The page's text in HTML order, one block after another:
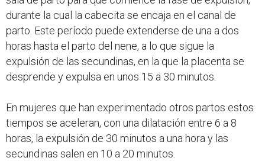
durante la cual la cabecita se encaja en el canal de
parto. Este período puede extenderse de una a dos
horas hasta el parto del nene, a lo que sigue la
expulsión de las secundinas, en la que la placenta se
desprende y expulsa en unos 15 a 30 minutos.
En mujeres que han experimentado otros partos estos
tiempos se aceleran, con una dilatación entre 6 a 8
horas, la expulsión de 30 minutos a una hora y las
secundinas salen en 10 a 20 minutos.